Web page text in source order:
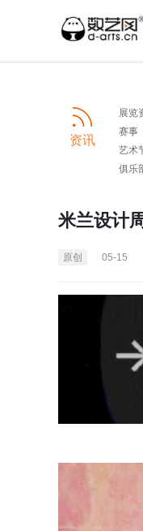
资讯
展览
赛事
艺术
俱乐
米兰设计
原创 05-15